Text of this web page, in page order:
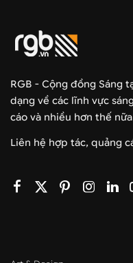
RGB - Cộng đồng Sáng
dạng về các lĩnh vực
cáo và nhiều hơn thế
Liên hệ hợp tác, quảng